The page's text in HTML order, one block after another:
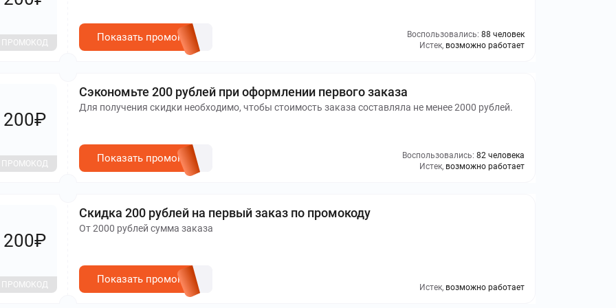
ПРОМОКОД
Воспользовались: 88 человек
Истек, возможно работает
Показать промокод
Сэкономьте 200 рублей при оформлении первого заказа
Для получения скидки необходимо, чтобы стоимость заказа составляла не менее 2000 рублей.
200₽
ПРОМОКОД
Воспользовались: 82 человека
Истек, возможно работает
Показать промокод
Скидка 200 рублей на первый заказ по промокоду
От 2000 рублей сумма заказа
200₽
ПРОМОКОД Истек, возможно работает
Показать промокод